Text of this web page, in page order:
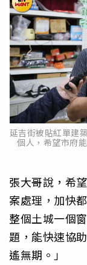
延吉街被貼紅單建
個人，希望市府
張大哥說，希
案處理，加快
整個土城一個
題，能快速協
遙無期。」